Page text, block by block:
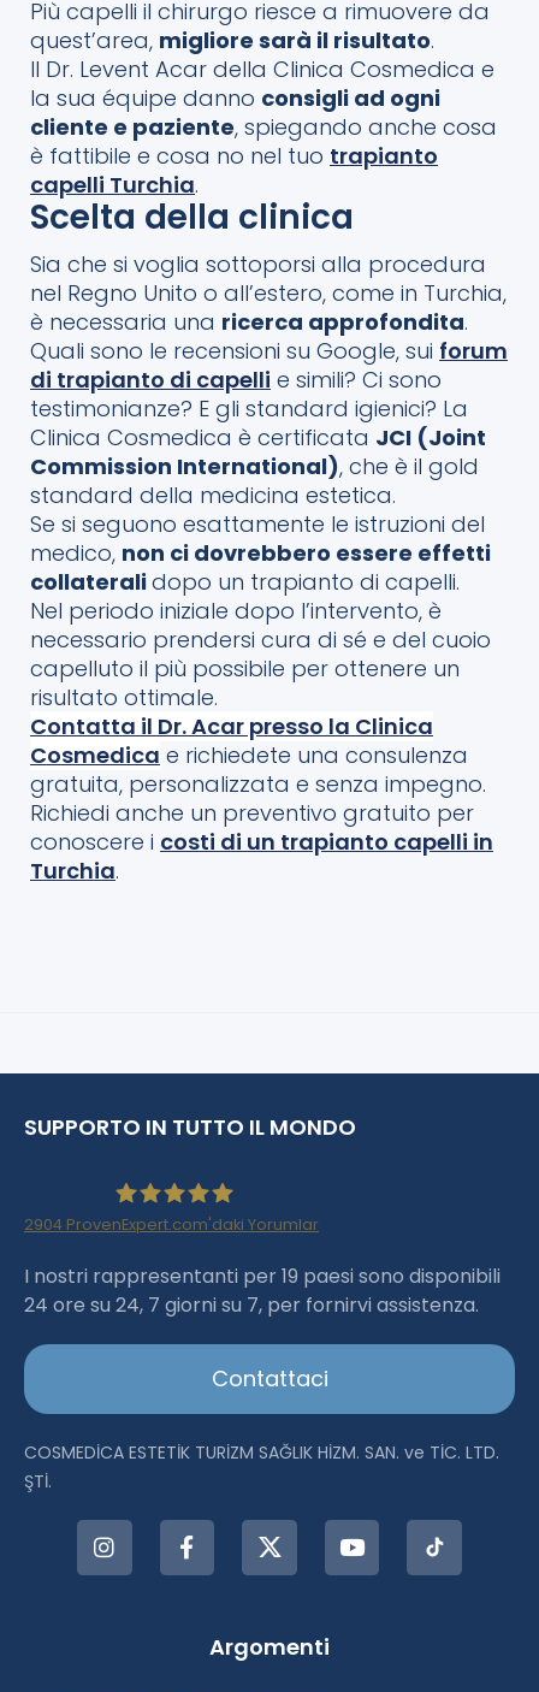
Più capelli il chirurgo riesce a rimuovere da
quest’area, migliore sarà il risultato.
Il Dr. Levent Acar della Clinica Cosmedica e
la sua équipe danno consigli ad ogni
cliente e paziente, spiegando anche cosa
è fattibile e cosa no nel tuo trapianto
capelli Turchia.
Scelta della clinica
Sia che si voglia sottoporsi alla procedura
nel Regno Unito o all’estero, come in Turchia,
è necessaria una ricerca approfondita.
Quali sono le recensioni su Google, sui forum
di trapianto di capelli e simili? Ci sono
testimonianze? E gli standard igienici? La
Clinica Cosmedica è certificata JCI (Joint
Commission International), che è il gold
standard della medicina estetica.
Se si seguono esattamente le istruzioni del
medico, non ci dovrebbero essere effetti
collateralidopo un trapianto di capelli.
Nel periodo iniziale dopo l’intervento, è
necessario prendersi cura di sé e del cuoio
capelluto il più possibile per ottenere un
risultato ottimale.
Contatta il Dr. Acar presso la Clinica
Cosmedica e richiedete una consulenza
gratuita, personalizzata e senza impegno.
Richiedi anche un preventivo gratuito per
conoscere i costi di un trapianto capelli in
Turchia.
SUPPORTO IN TUTTO IL MONDO
Haartransplantation Istanbul |Dr.Acar aus
2904 ProvenExpert.com'daki Yorumlar
I nostri rappresentanti per 19 paesi sono disponibili
24 ore su 24, 7 giorni su 7, per fornirvi assistenza.
Contattaci
COSMEDİCA ESTETİK TURİZM SAĞLIK HİZM. SAN. ve TİC. LTD.
ŞTİ.
Argomenti